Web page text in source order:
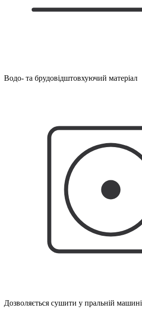
Водо- та брудовідштовхуючий матеріал
Дозволяється сушити у пральній машині